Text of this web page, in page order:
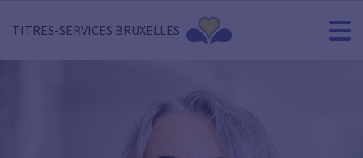
TITRES-SERVICES BRUXELLES